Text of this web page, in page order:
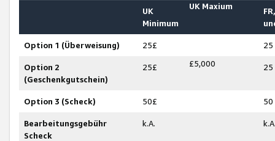
UK
Minimum
UK Maxium
Option 1 (Überweisung) 25£ 25
Option 2
(Geschenkgutschein)
25£ £5,000 25
Option 3 (Scheck) 50£ 50
Bearbeitungsgebühr
Scheck
k.A.